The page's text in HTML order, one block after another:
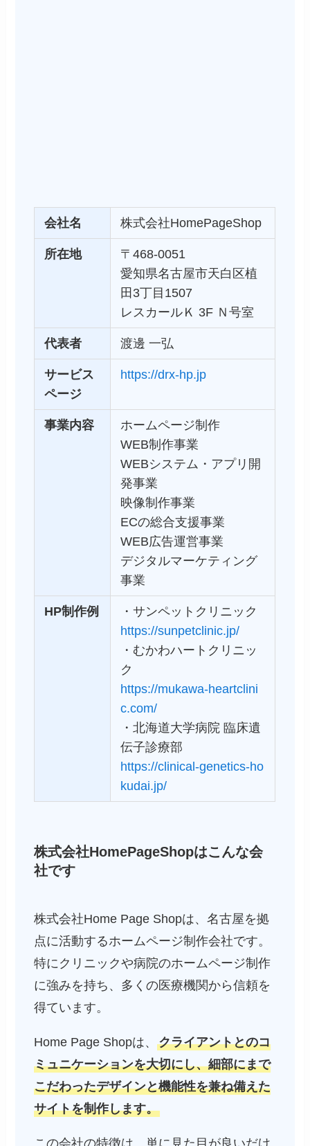
会社名 株式会社HomePageShop
所在地
〒468-0051
愛知県名古屋市天白区植
田3丁目1507
レスカールＫ 3F Ｎ号室
代表者 渡邊 一弘
サービス
ページ
https://drx-hp.jp
事業内容
ホームページ制作
WEB制作事業
WEBシステム・アプリ開
発事業
映像制作事業
ECの総合支援事業
WEB広告運営事業
デジタルマーケティング
事業
HP制作例
・サンペットクリニック
https://sunpetclinic.jp/
・むかわハートクリニッ
ク
https://mukawa-heartclini
c.com/
・北海道大学病院 臨床遺
伝子診療部
https://clinical-genetics-ho
kudai.jp/
株式会社HomePageShopはこんな会
社です
株式会社Home Page Shopは、名古屋を拠
点に活動するホームページ制作会社です。
特にクリニックや病院のホームページ制作
に強みを持ち、多くの医療機関から信頼を
得ています。
Home Page Shopは、クライアントとのコ
ミュニケーションを大切にし、細部にまで
こだわったデザインと機能性を兼ね備えた
サイトを制作します。
この会社の特徴は、単に見た目が良いだけ